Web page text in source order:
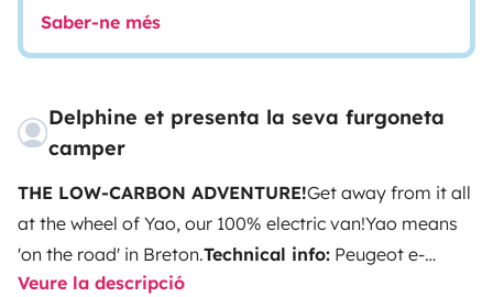
Saber-ne més
Delphine et presenta la seva furgoneta
camper
THE LOW-CARBON ADVENTURE!Get away from it all
at the wheel of Yao, our 100% electric van!Yao means
'on the road' in Breton.Technical info: Peugeot e-
expert - 3 seats - Electric - Battery 75 kWh - Range 330
Veure la descripció